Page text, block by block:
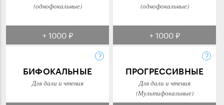
(однофокальные)
+ 1000 ₽
(однофокальные)
+ 1000 ₽
БИФОКАЛЬНЫЕ
Для дали и чтения
ПРОГРЕССИВНЫЕ
Для дали и чтения
(Мультифокальные)